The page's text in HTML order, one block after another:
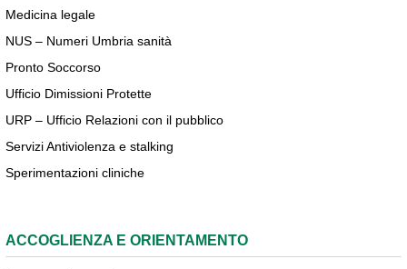
Medicina legale
NUS – Numeri Umbria sanità
Pronto Soccorso
Ufficio Dimissioni Protette
URP – Ufficio Relazioni con il pubblico
Servizi Antiviolenza e stalking
Sperimentazioni cliniche
ACCOGLIENZA E ORIENTAMENTO